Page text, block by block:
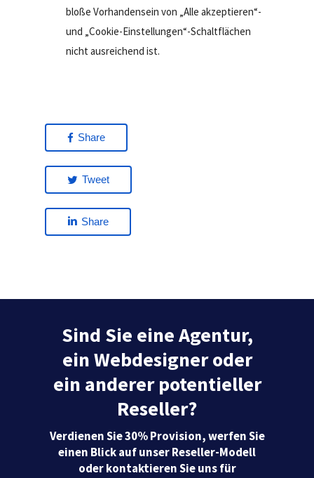
bloße Vorhandensein von „Alle akzeptieren“-
und „Cookie-Einstellungen“-Schaltflächen
nicht ausreichend ist.
Share
Tweet
Share
Sind Sie eine Agentur,
ein Webdesigner oder
ein anderer potentieller
Reseller?
Verdienen Sie 30% Provision, werfen Sie
einen Blick auf unser Reseller-Modell
oder kontaktieren Sie uns für